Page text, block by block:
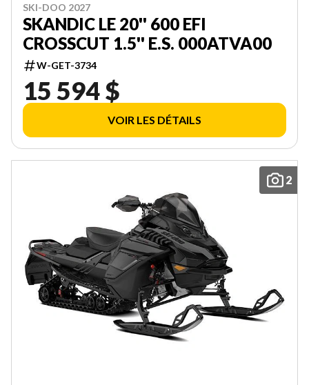
SKI-DOO 2027
SKANDIC LE 20'' 600 EFI
CROSSCUT 1.5'' E.S. 000ATVA00
W-GET-3734
15 594 $
VOIR LES DÉTAILS
2